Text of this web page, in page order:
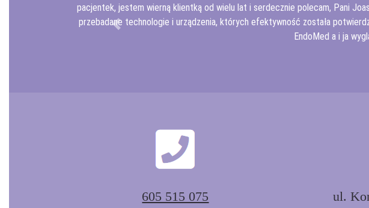
pacjentek, jestem wierną klientką od wielu lat i serdecznie polecam, Pani
przebadane technologie i urządzenia, których efektywność została
EndoMed a i ja
Previous
605 515 075
ul.